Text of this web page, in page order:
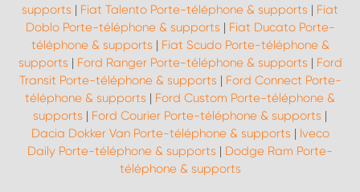
supports | Fiat Talento Porte-téléphone & supports | Fiat
Doblo Porte-téléphone & supports | Fiat Ducato Porte-
téléphone & supports | Fiat Scudo Porte-téléphone &
supports | Ford Ranger Porte-téléphone & supports | Ford
Transit Porte-téléphone & supports | Ford Connect Porte-
téléphone & supports | Ford Custom Porte-téléphone &
supports | Ford Courier Porte-téléphone & supports |
Dacia Dokker Van Porte-téléphone & supports | Iveco
Daily Porte-téléphone & supports | Dodge Ram Porte-
téléphone & supports